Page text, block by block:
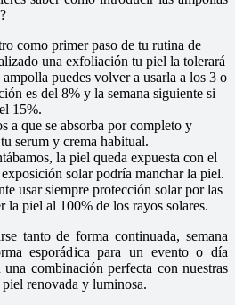
como primer paso de tu rutina de
una exfoliación tu piel la tolerará
puedes volver a usarla a los 3 o
es del 8% y la semana siguiente si
15%.
a que se absorba por completo y
serum y crema habitual.
la piel queda expuesta con el
solar podría manchar la piel.
usar siempre protección solar por las
la piel al 100% de los rayos solares.
tanto de forma continuada, semana
esporádica para un evento o día
una combinación perfecta con nuestras
renovada y luminosa.